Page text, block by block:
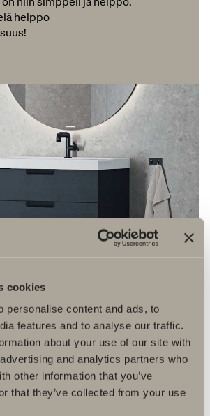
cookies
personalise content and ads, to
features and to analyse our traffic.
about your use of our site with
and analytics partners who
other information that you’ve
that they’ve collected from your use
helppo
allaskaapin,
tai Suihkukaapin?